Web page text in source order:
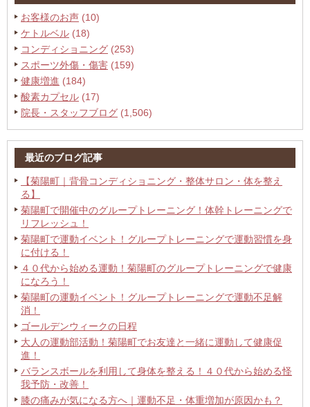
お客様のお声 (10)
ケトルベル (18)
コンディショニング (253)
スポーツ外傷・傷害 (159)
健康増進 (184)
酸素カプセル (17)
院長・スタッフブログ (1,506)
最近のブログ記事
【菊陽町｜背骨コンディショニング・整体サロン・体を整え
る】
菊陽町で開催中のグループトレーニング！体幹トレーニングで
リフレッシュ！
菊陽町で運動イベント！グループトレーニングで運動習慣を身
に付ける！
４０代から始める運動！菊陽町のグループトレーニングで健康
になろう！
菊陽町の運動イベント！グループトレーニングで運動不足解
消！
ゴールデンウィークの日程
大人の運動部活動！菊陽町でお友達と一緒に運動して健康促
進！
バランスボールを利用して身体を整える！４０代から始める怪
我予防・改善！
膝の痛みが気になる方へ｜運動不足・体重増加が原因かも？